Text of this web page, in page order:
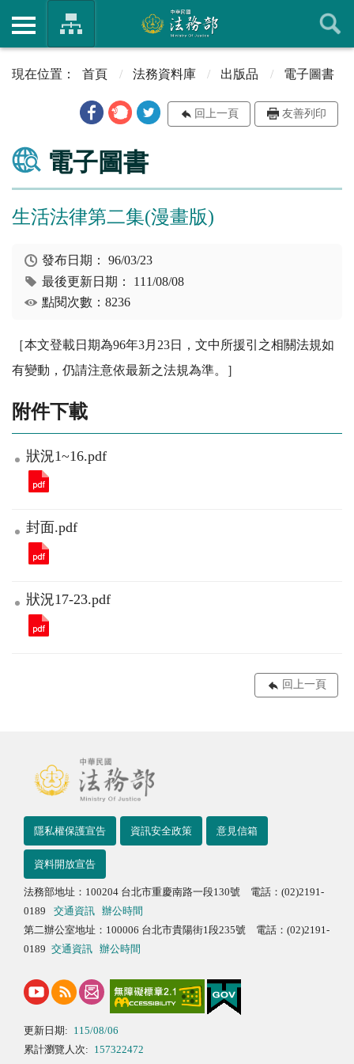
首頁 法務資料庫 出版品 電子圖書
回上一頁 友善列印
電子圖書
生活法律第二集(漫畫版)
發布日期：96/03/23
最後更新日期： 111/08/08
點閱次數：8236
［本文登載日期為96年3月23日，文中所援引之相關法規如
有變動，仍請注意依最新之法規為準。］
附件下載
狀況1~16.pdf
封面.pdf
狀況17-23.pdf
回上一頁
隱私權保護宣告 資訊安全政策 意見信箱
資料開放宣告
法務部地址：100204 台北市重慶南路一段130號 電話：(02)2191-
0189
交通資訊
辦公時間
第二辦公室地址：100006 台北市貴陽街1段235號 電話：(02)2191-
0189 交通資訊 辦公時間
更新日期: 115/08/06
累計瀏覽人次: 157322472